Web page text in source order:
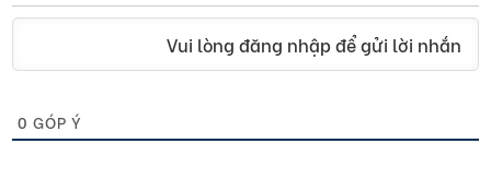
Vui lòng đăng nhập để gửi lời nhắn
0 GÓP Ý